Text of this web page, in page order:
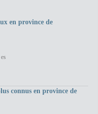
en province de
connus en province de